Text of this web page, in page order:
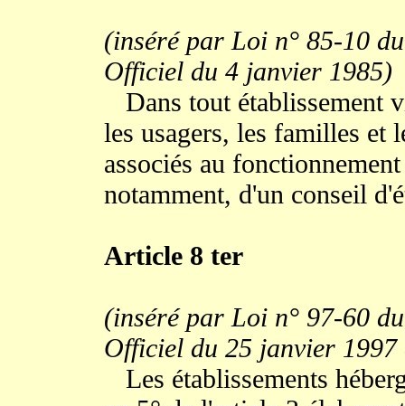
(inséré par Loi n° 85-10
Officiel du 4 janvier 1985)
Dans tout établissement
les usagers, les familles et
associés au
notamment, d'un conseil
Article 8 ter
(inséré par Loi n° 97-60
Officiel du 25 janvier
Les établissements